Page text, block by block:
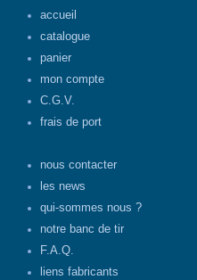
accueil
catalogue
panier
mon compte
C.G.V.
frais de port
nous contacter
les news
qui-sommes nous ?
notre banc de tir
F.A.Q.
liens fabricants